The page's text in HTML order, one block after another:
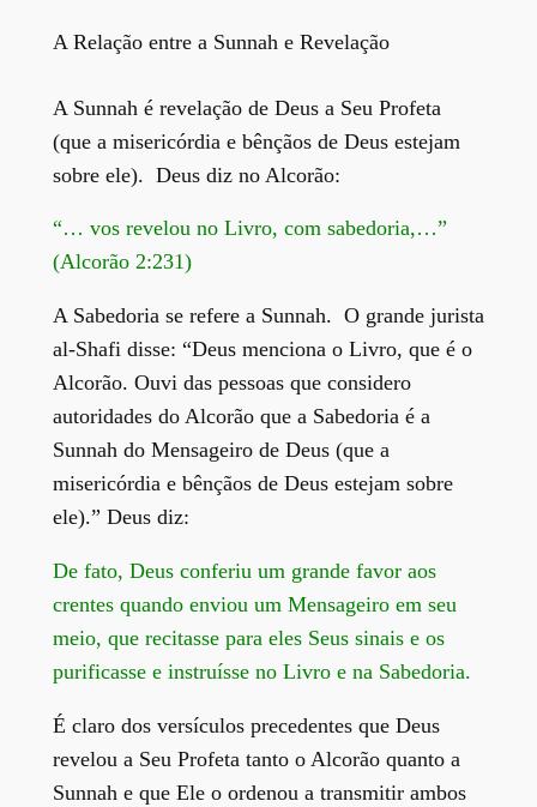
A Relação entre a Sunnah e Revelação
A Sunnah é revelação de Deus a Seu Profeta
(que a misericórdia e bênçãos de Deus estejam
sobre ele). Deus diz no Alcorão:
“… vos revelou no Livro, com sabedoria,…”
(Alcorão 2:231)
A Sabedoria se refere a Sunnah. O grande jurista
al-Shafi disse: “Deus menciona o Livro, que é o
Alcorão. Ouvi das pessoas que considero
autoridades do Alcorão que a Sabedoria é a
Sunnah do Mensageiro de Deus (que a
misericórdia e bênçãos de Deus estejam sobre
ele).” Deus diz:
De fato, Deus conferiu um grande favor aos
crentes quando enviou um Mensageiro em seu
meio, que recitasse para eles Seus sinais e os
purificasse e instruísse no Livro e na Sabedoria.
É claro dos versículos precedentes que Deus
revelou a Seu Profeta tanto o Alcorão quanto a
Sunnah e que Ele o ordenou a transmitir ambos